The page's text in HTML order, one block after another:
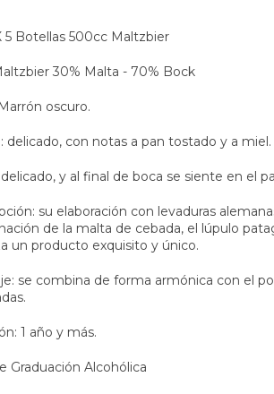
5 Botellas 500cc Maltzbier
30% Malta - 70% Bock
oscuro.
delicado, con notas a pan tostado y a miel.
y al final de boca se siente en el
su elaboración con levaduras
de la malta de cebada, el lúpulo
un producto exquisito y único.
se combina de forma armónica con el
1 año y más.
Graduación Alcohólica